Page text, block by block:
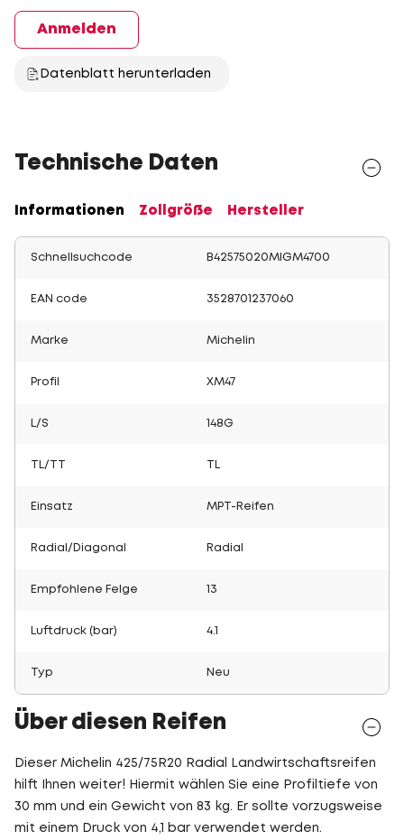
Anmelden
Datenblatt herunterladen
Technische Daten
Informationen Zollgröße Hersteller
Schnellsuchcode B42575020MIGM4700
EAN code 3528701237060
Marke Michelin
Profil XM47
L/S 148G
TL/TT
Einsatz MPT-Reifen
Radial/Diagonal Radial
Empfohlene Felge 13
Luftdruck (bar) 4.1
Typ Neu
Über diesen Reifen
Dieser Michelin 425/75R20 Radial Landwirtschaftsreifen
hilft Ihnen weiter! Hiermit wählen Sie eine Profiltiefe von
30 mm und ein Gewicht von 83 kg. Er sollte vorzugsweise
mit einem Druck von 4,1 bar verwendet werden.